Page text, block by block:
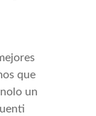
que
un